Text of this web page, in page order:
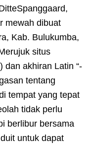
mewah dibuat
Kab. Bulukumba,
situs
dan akhiran Latin “-
tentang
tempat yang tepat
tidak perlu
berlibur bersama
untuk dapat